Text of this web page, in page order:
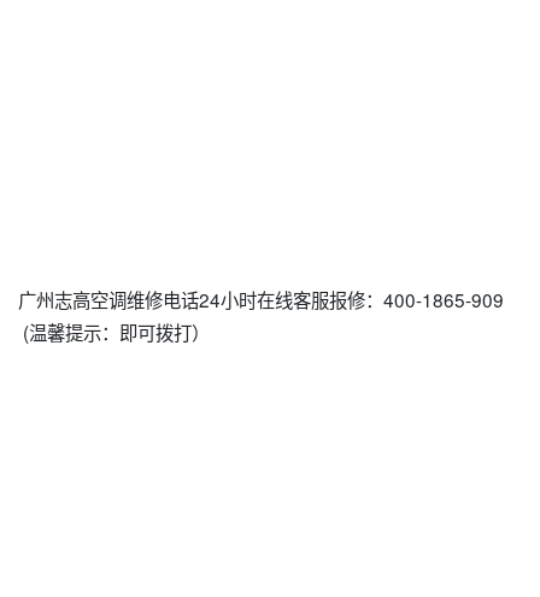
广州志高空调维修电话24小时在线客服报修：400-1865-909
(温馨提示：即可拨打）